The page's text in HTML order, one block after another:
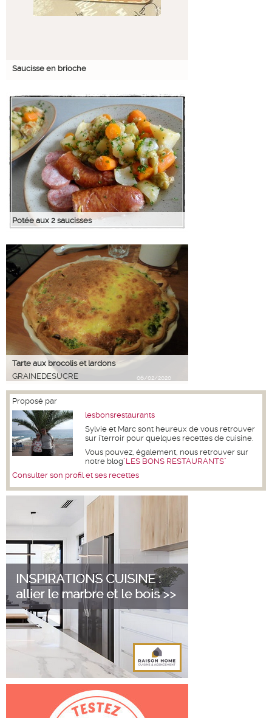
Saucisse en brioche
Potée aux 2 saucisses
Tarte aux brocolis et lardons
GRAINEDESUCRE
06/02/2020
Proposé par
lesbonsrestaurants
Sylvie et Marc sont heureux de vous retrouver
sur i'terroir pour quelques recettes de cuisine.
Vous pouvez, également, nous retrouver sur
notre blog"LES BONS RESTAURANTS"
Consulter son profil et ses recettes